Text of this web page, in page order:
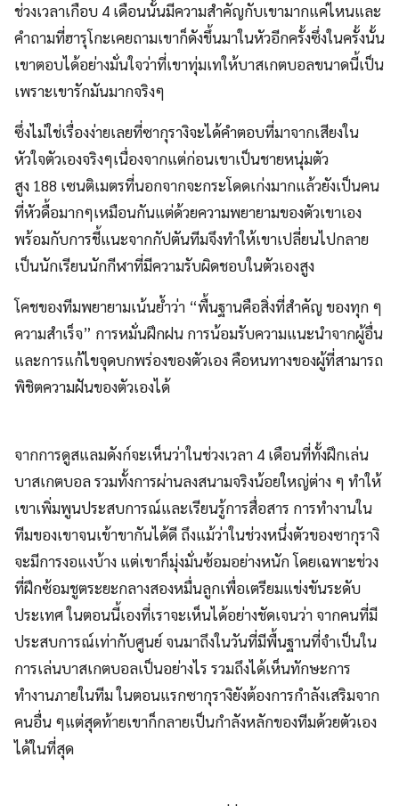
ช่วงเวลาเกือบ 4 เดือนนั้นมีความสำคัญกับเขามากแค่ไหนและ
คำถามที่ฮารุโกะเคยถามเขาก็ดังขึ้นมาในหัวอีกครั้งซึ่งในครั้งนั้น
เขาตอบได้อย่างมั่นใจว่าที่เขาทุ่มเทให้บาสเกตบอลขนาดนี้เป็น
เพราะเขารักมันมากจริงๆ
ซึ่งไม่ใช่เรื่องง่ายเลยที่ซากุรางิจะได้คำตอบที่มาจากเสียงใน
หัวใจตัวเองจริงๆเนื่องจากแต่ก่อนเขาเป็นชายหนุ่มตัว
สูง 188 เซนติเมตรที่นอกจากจะกระโดดเก่งมากแล้วยังเป็นคน
ที่หัวดื้อมากๆเหมือนกันแต่ด้วยความพยายามของตัวเขาเอง
พร้อมกับการชี้แนะจากกัปตันทีมจึงทำให้เขาเปลี่ยนไปกลาย
เป็นนักเรียนนักกีฬาที่มีความรับผิดชอบในตัวเองสูง
โคชของทีมพยายามเน้นย้ำว่า “พื้นฐานคือสิ่งที่สำคัญ ของทุก ๆ
ความสำเร็จ” การหมั่นฝึกฝน การน้อมรับความแนะนำจากผู้อื่น
และการแก้ไขจุดบกพร่องของตัวเอง คือหนทางของผู้ที่สามารถ
พิชิตความฝันของตัวเองได้
จากการดูสแลมดังก์จะเห็นว่าในช่วงเวลา 4 เดือนที่ทั้งฝึกเล่น
บาสเกตบอล รวมทั้งการผ่านลงสนามจริงน้อยใหญ่ต่าง ๆ ทำให้
เขาเพิ่มพูนประสบการณ์และเรียนรู้การสื่อสาร การทำงานใน
ทีมของเขาจนเข้าขากันได้ดี ถึงแม้ว่าในช่วงหนึ่งตัวของซากุรางิ
จะมีการงอแงบ้าง แต่เขาก็มุ่งมั่นซ้อมอย่างหนัก โดยเฉพาะช่วง
ที่ฝึกซ้อมชูตระยะกลางสองหมื่นลูกเพื่อเตรียมแข่งขันระดับ
ประเทศ ในตอนนี้เองที่เราจะเห็นได้อย่างชัดเจนว่า จากคนที่มี
ประสบการณ์เท่ากับศูนย์ จนมาถึงในวันที่มีพื้นฐานที่จำเป็นใน
การเล่นบาสเกตบอลเป็นอย่างไร รวมถึงได้เห็นทักษะการ
ทำงานภายในทีม ในตอนแรกซากุรางิยังต้องการกำลังเสริมจาก
คนอื่น ๆแต่สุดท้ายเขาก็กลายเป็นกำลังหลักของทีมด้วยตัวเอง
ได้ในที่สุด